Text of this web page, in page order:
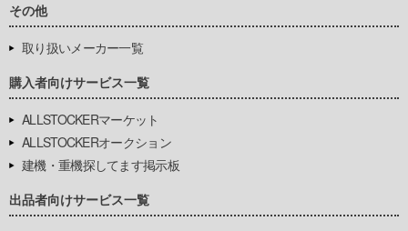
その他
取り扱いメーカー一覧
購入者向けサービス一覧
ALLSTOCKERマーケット
ALLSTOCKERオークション
建機・重機探してます掲示板
出品者向けサービス一覧